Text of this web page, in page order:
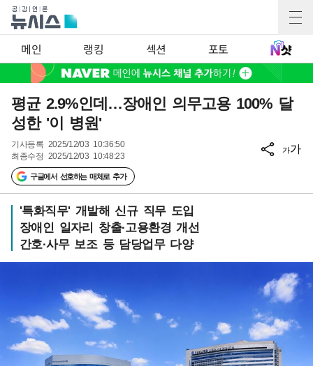
메인 랭킹 섹션 포토
평균 2.9%인데…장애인 의무고용 100% 달
성한 '이 병원'
기사등록 2025/12/03 10:36:50
최종수정 2025/12/03 10:48:23
구글에서 선호하는 매체로 추가
가가
'특화직무' 개발해 신규 직무 도입
장애인 일자리 창출·고용환경 개선
간호·사무 보조 등 담당업무 다양